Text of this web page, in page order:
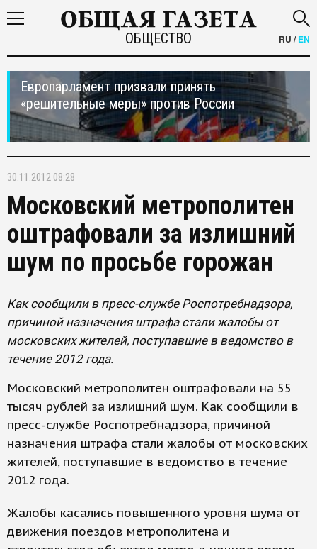
ОБЩЕСТВО RU /EN
Европарламент призвали принять
«решительные меры» против России
30.11.2012 08:28
Московский метрополитен
оштрафовали за излишний
шум по просьбе горожан
Как сообщили в пресс-службе Роспотребнадзора,
причиной назначения штрафа стали жалобы от
московских жителей, поступавшие в ведомство в
течение 2012 года.
Московский метрополитен оштрафовали на 55
тысяч рублей за излишний шум. Как сообщили в
пресс-службе Роспотребнадзора, причиной
назначения штрафа стали жалобы от московских
жителей, поступавшие в ведомство в течение
2012 года.
Жалобы касались повышенного уровня шума от
движения поездов метрополитена и